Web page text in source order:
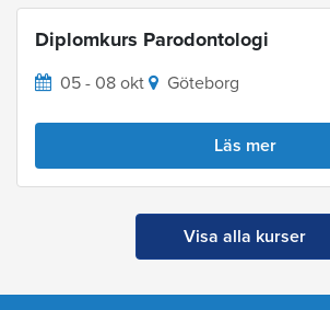
Diplomkurs Parodontologi
05 - 08 okt Göteborg
Läs mer
Visa alla kurser